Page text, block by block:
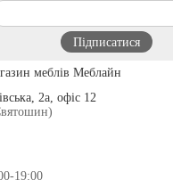
меблів Меблайн
2а, офіс 12
19:00